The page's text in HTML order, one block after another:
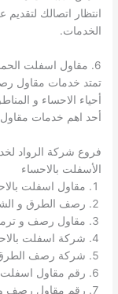
انتظار اتصالك
الخدمات.
6. مقاول اسفلت الحمدانية | مقاول صيانة الاسفلت بالاحساء
تمتد خدمات مقاول
أحياء الاحساء و
أحد اهم خدمات
فروع شركة الرواد
الأسفلت بالاحساء
مقاول اسفلت
رصف الطرق و
مقاول رصف و
شركة اسفلت
شركة رصف الطرق
رقم مقاول اسفلت
رقم مقاول رصف و